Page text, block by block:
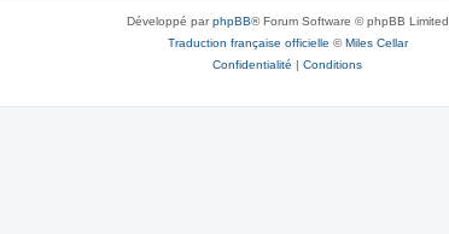
Développé parphpBB® Forum Software © phpBB Limited
Traduction française officielle ©Miles Cellar
Confidentialité | Conditions